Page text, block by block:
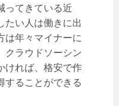
ってきている近
たい人は働きに出
は年々マイナーに
クラウドソーシン
ければ、格安で作
することができる